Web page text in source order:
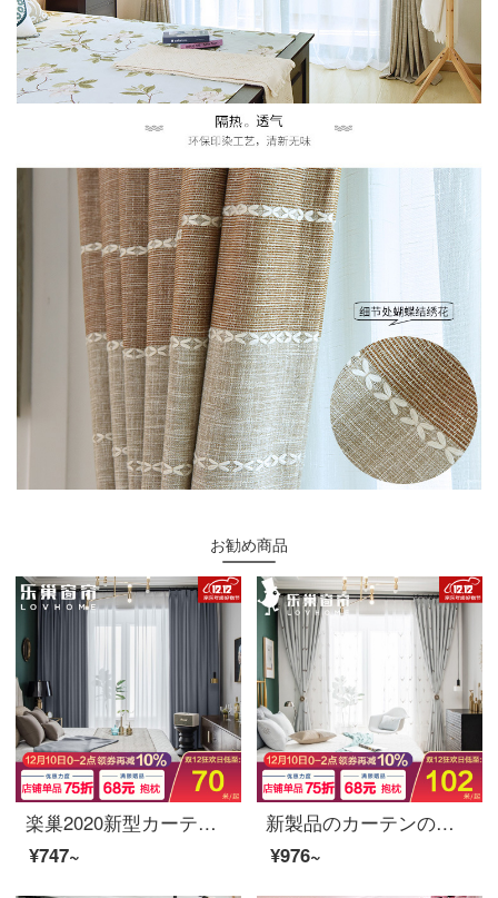
お勧め商品
楽巢2020新型カーテン製品の全遮光に厚いカーテンを掛けて、現代簡単に寝室のリビングカーテンにフックして穴を作って、吉光片羽瓦灰色-95%遮光(遮光布を含まない)シングルメートル幅の価格をカスタマイズします。
¥747~
新製品のカーテンの完成品は全部遮光しました。厚いカーテンは麻の色をまねて花を提げます。現代簡単に寝室のカーテンにフックして、迷鹿巷迷鹿巷-タバコの粉青1メートル幅の価格（サイズはカスタマイズして顧客サービスに連絡します。）
¥976~